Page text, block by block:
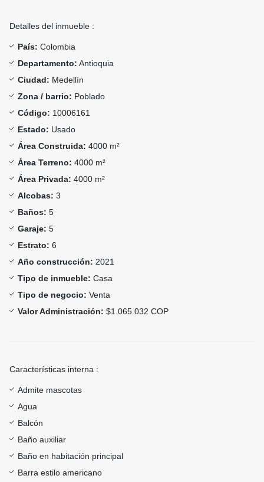
Detalles del inmueble :
País: Colombia
Departamento: Antioquia
Ciudad: Medellín
Zona / barrio: Poblado
Código: 10006161
Estado: Usado
Área Construida: 4000 m²
Área Terreno: 4000 m²
Área Privada: 4000 m²
Alcobas: 3
Baños: 5
Garaje: 5
Estrato: 6
Año construcción: 2021
Tipo de inmueble: Casa
Tipo de negocio: Venta
Valor Administración: $1.065.032 COP
Características interna :
Admite mascotas
Agua
Balcón
Baño auxiliar
Baño en habitación principal
Barra estilo americano